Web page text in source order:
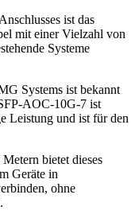
ist das
mit einer Vielzahl von
Systeme
Systems ist bekannt
AOC-10G-7 ist
Leistung und ist für den
bietet dieses
Geräte in
ohne